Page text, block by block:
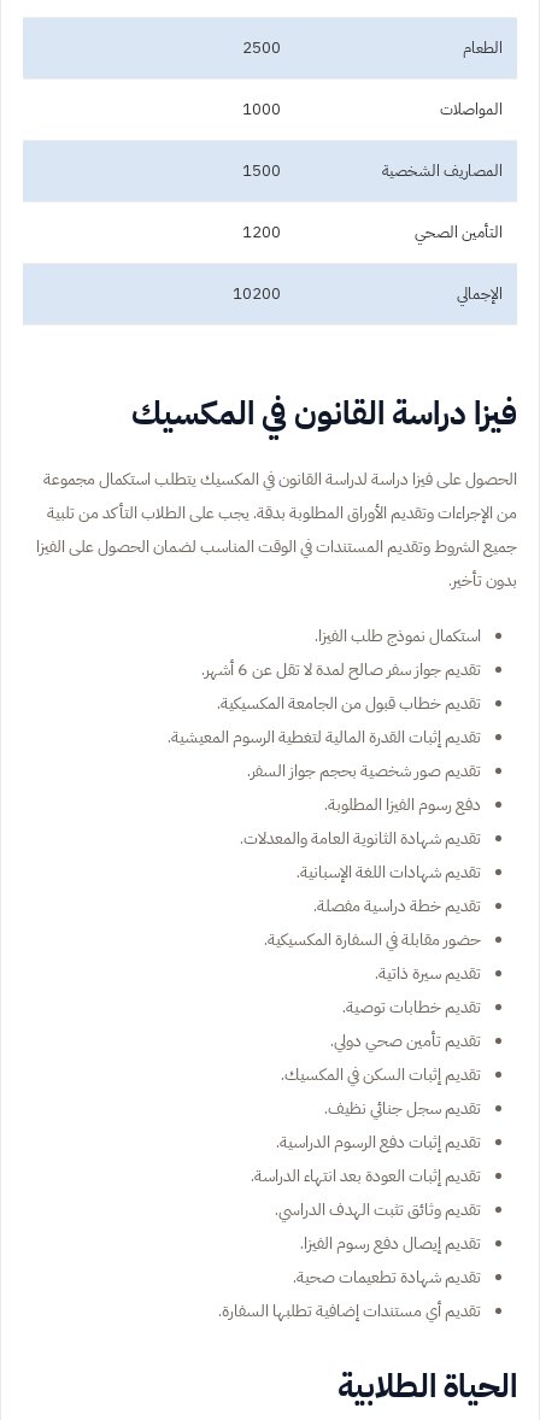
الطعام 2500
المواصلات 1000
المصاريف الشخصية 1500
التأمين الصحي 1200
الإجمالي 10200
فيزا دراسة القانون في المكسيك
الحصول على فيزا دراسة لدراسة القانون في المكسيك يتطلب استكمال مجموعة
من الإجراءات وتقديم الأوراق المطلوبة بدقة. يجب على الطلاب التأكد من تلبية
جميع الشروط وتقديم المستندات في الوقت المناسب لضمان الحصول على الفيزا
بدون تأخير.
استكمال نموذج طلب الفيزا.
تقديم جواز سفر صالح لمدة لا تقل عن 6 أشهر.
تقديم خطاب قبول من الجامعة المكسيكية.
تقديم إثبات القدرة المالية لتغطية الرسوم المعيشية.
تقديم صور شخصية بحجم جواز السفر.
دفع رسوم الفيزا المطلوبة.
تقديم شهادة الثانوية العامة والمعدلات.
تقديم شهادات اللغة الإسبانية.
تقديم خطة دراسية مفصلة.
حضور مقابلة في السفارة المكسيكية.
تقديم سيرة ذاتية.
تقديم خطابات توصية.
تقديم تأمين صحي دولي.
تقديم إثبات السكن في المكسيك.
تقديم سجل جنائي نظيف.
تقديم إثبات دفع الرسوم الدراسية.
تقديم إثبات العودة بعد انتهاء الدراسة.
تقديم وثائق تثبت الهدف الدراسي.
تقديم إيصال دفع رسوم الفيزا.
تقديم شهادة تطعيمات صحية.
تقديم أي مستندات إضافية تطلبها السفارة.
الحياة الطلابية